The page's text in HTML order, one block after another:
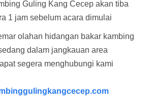
Guling Kang Cecep akan tiba
1 jam sebelum acara dimulai
olahan hidangan bakar kambing
dalam jangkauan area
segera menghubungi kami